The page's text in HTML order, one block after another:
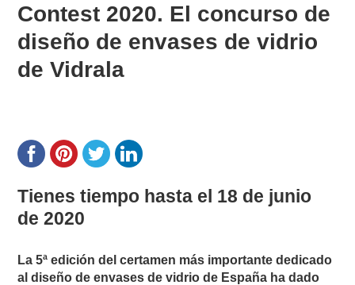
Contest 2020. El concurso de
diseño de envases de vidrio
de Vidrala
Tienes tiempo hasta el 18 de junio
de 2020
La 5ª edición del certamen más importante dedicado
al diseño de envases de vidrio de España ha dado